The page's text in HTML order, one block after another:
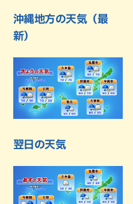
沖縄地方の天気（最
新）
翌日の天気